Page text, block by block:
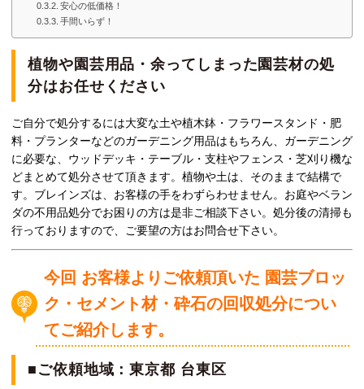
安心の低価格！
手間いらず！
植物や園芸用品・余ってしまった園芸材の処
分はお任せください
ご自分で処分するには大変な土や植木鉢・フラワースタンド・肥
料・プランターなどのガーデニング用品はもちろん、ガーデニング
に必要な、ウッドデッキ・テーブル・支柱やフェンス・芝刈り機な
どまとめて処分させて頂きます。植物や土は、そのままで結構で
す。ブレインズは、お客様の手をわずらわせません。お庭やベラン
ダの不用品処分でお困りの方は是非ご相談下さい。処分後の清掃も
行っておりますので、ご要望の方はお問合せ下さい。
今回 お客様よりご依頼頂いた 園芸ブロッ
ク・セメント材・砕石の回収処分につい
てご紹介します。
■ご依頼地域：東京都 台東区